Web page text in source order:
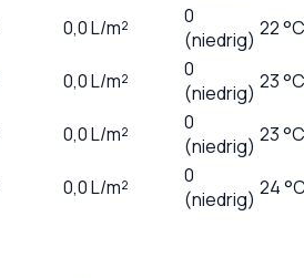
0,0L/m²
0
(niedrig) 22 °C
0,0L/m²
0
(niedrig) 23 °C
0,0L/m²
0
(niedrig) 23 °C
0,0L/m²
0
(niedrig) 24